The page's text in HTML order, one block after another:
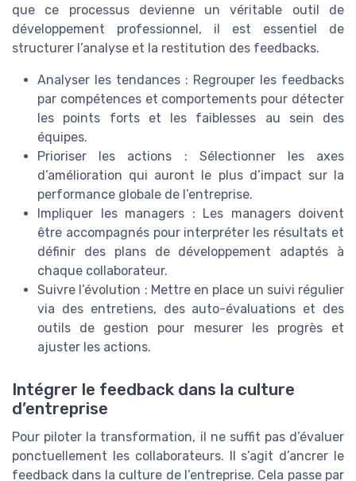
que ce processus devienne un véritable outil de
développement professionnel, il est essentiel de
structurer l’analyse et la restitution des feedbacks.
Analyser les tendances : Regrouper les feedbacks
par compétences et comportements pour détecter
les points forts et les faiblesses au sein des
équipes.
Prioriser les actions : Sélectionner les axes
d’amélioration qui auront le plus d’impact sur la
performance globale de l’entreprise.
Impliquer les managers : Les managers doivent
être accompagnés pour interpréter les résultats et
définir des plans de développement adaptés à
chaque collaborateur.
Suivre l’évolution : Mettre en place un suivi régulier
via des entretiens, des auto-évaluations et des
outils de gestion pour mesurer les progrès et
ajuster les actions.
Intégrer le feedback dans la culture
d’entreprise
Pour piloter la transformation, il ne suffit pas d’évaluer
ponctuellement les collaborateurs. Il s’agit d’ancrer le
feedback dans la culture de l’entreprise. Cela passe par